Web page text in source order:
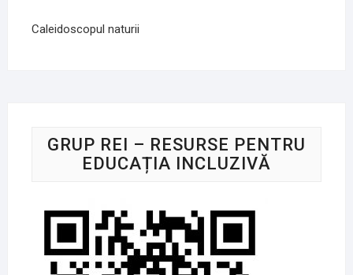
Caleidoscopul naturii
GRUP REI – RESURSE PENTRU
EDUCAȚIA INCLUZIVĂ